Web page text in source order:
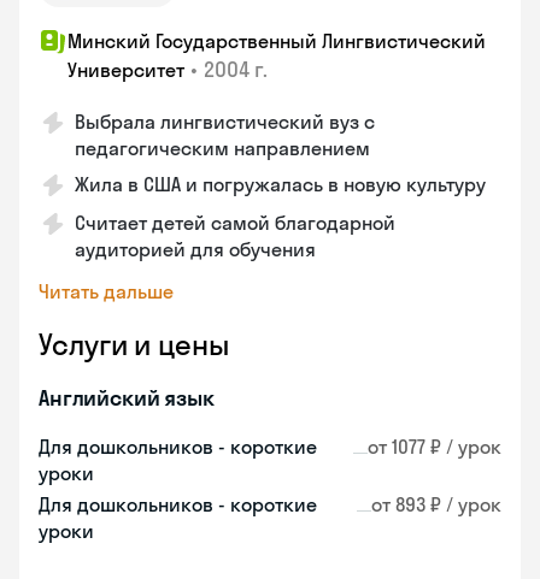
Минский Государственный Лингвистический
Университет • 2004 г.
Выбрала лингвистический вуз с
педагогическим направлением
Жила в США и погружалась в новую культуру
Считает детей самой благодарной
аудиторией для обучения
Читать дальше
Услуги и цены
Английский язык
Для дошкольников - короткие
уроки
от 1077 ₽ / урок
Для дошкольников - короткие
уроки
от 893 ₽ / урок